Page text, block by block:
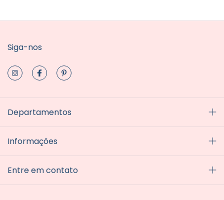
Siga-nos
Departamentos
Informações
Entre em contato